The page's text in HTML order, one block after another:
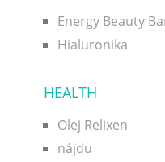
Energy Beauty
Hialuronika
HEALTH
Olej Relixen
nájdu